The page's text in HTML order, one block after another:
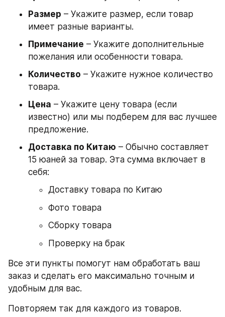
Размер – Укажите размер, если товар
имеет разные варианты.
Примечание – Укажите дополнительные
пожелания или особенности товара.
Количество – Укажите нужное количество
товара.
Цена – Укажите цену товара (если
известно) или мы подберем для вас лучшее
предложение.
Доставка по Китаю – Обычно составляет
15 юаней за товар. Эта сумма включает в
себя:
Доставку товара по Китаю
Фото товара
Сборку товара
Проверку на брак
Все эти пункты помогут нам обработать ваш
заказ и сделать его максимально точным и
удобным для вас.
Повторяем так для каждого из товаров.